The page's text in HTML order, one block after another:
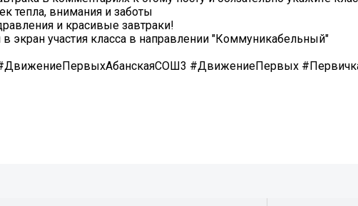
тепла, внимания и заботы
и красивые завтраки!
в экран участия класса в направлении "Коммуникабельный"
#ДвижениеПервых